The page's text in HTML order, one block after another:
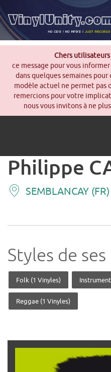
Chers
ce message pour vous
dans quelques semaines
modèle actuel ne permet pas
remercions pour votre
nous vous invitons à ne
Philippe
SEMBLANCAY (FR)
Styles de
Folk (1 Vinyles)
Reggae (1 Vinyles)